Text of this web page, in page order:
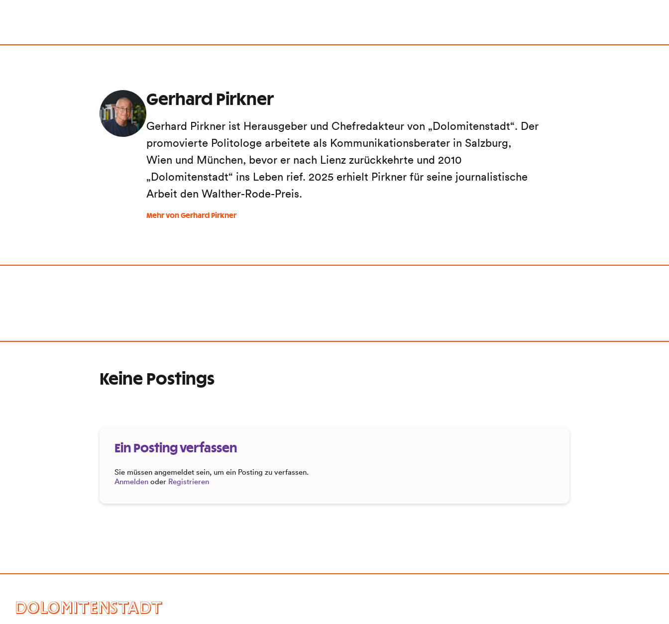
Gerhard Pirkner
Gerhard Pirkner ist Herausgeber und Chefredakteur von „Dolomitenstadt“. Der
promovierte Politologe arbeitete als Kommunikationsberater in Salzburg,
Wien und München, bevor er nach Lienz zurückkehrte und 2010
„Dolomitenstadt“ ins Leben rief. 2025 erhielt Pirkner für seine journalistische
Arbeit den Walther-Rode-Preis.
Mehr von Gerhard Pirkner
Keine Postings
Ein Posting verfassen
Sie müssen angemeldet sein, um ein Posting zu verfassen.
Anmelden oder Registrieren
DOLOMITENSTADT